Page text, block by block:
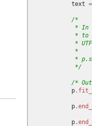
text =
/*
* In
* to
*
             *
*
             */
/*
p .
p .
p .